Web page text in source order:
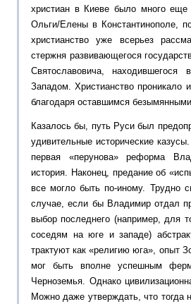
христиан в Киеве было много
Ольги/Елены в Константинополе,
христианство уже всерьез
стержня развивающегося
Святославовича, находившегося
Западом. Христианство проникало
благодаря оставшимся
Казалось бы, путь Руси был
удивительные исторические
первая «перунова» реформа
история. Наконец, предание об
все могло быть по-иному. Трудно
случае, если бы Владимир отдал
выбор последнего (например, для
соседям на юге и западе)
трактуют как «религию юга», опыт
мог быть вполне успешным
Черноземья. Однако
Можно даже утверждать, что тогда